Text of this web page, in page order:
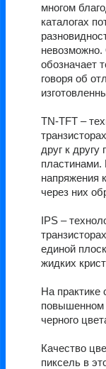
многом
каталогах
невозможно.
обозначает
говоря об
TN-TFT –
друг к
пластинами.
напряжения
через них
IPS –
единой
жидких
На практике
повышенном
черного
Качество
пиксель в